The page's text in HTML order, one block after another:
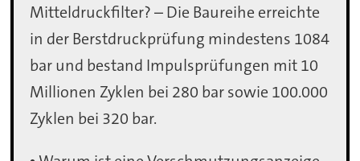
Mitteldruckfilter? – Die Baureihe erreichte
in der Berstdruckprüfung mindestens 1084
bar und bestand Impulsprüfungen mit 10
Millionen Zyklen bei 280 bar sowie 100.000
Zyklen bei 320 bar.